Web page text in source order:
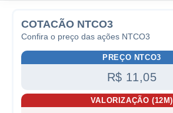
COTACÃO NTCO3
Confira o preço das ações NTCO3
PREÇO NTCO3
R$ 11,05
VALORIZAÇÃO (12M)